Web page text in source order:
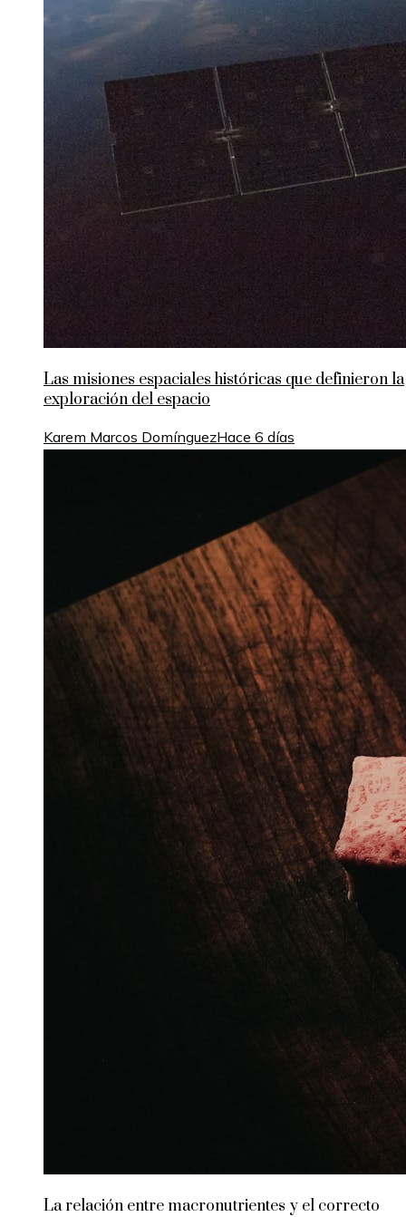
Las misiones espaciales históricas que definieron la
exploración del espacio
Karem Marcos DomínguezHace 6 días
La relación entre macronutrientes y el correcto